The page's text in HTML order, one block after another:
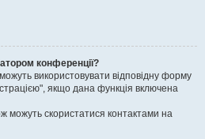
конференції?
використовувати відповідну форму
якщо дана функція включена
можуть скористатися контактами на